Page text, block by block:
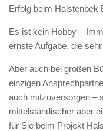
Erfolg beim Halstenbek
Es ist kein Hobby –
ernste Aufgabe, die
Aber auch bei großen
einzigen
auch mitzuversorgen –
mittelständischer aber
für Sie beim Projekt